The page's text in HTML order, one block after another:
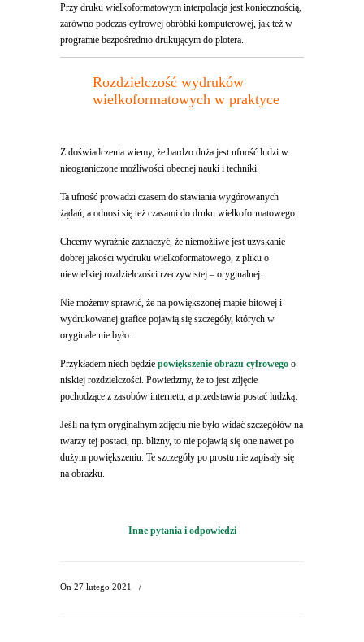
Przy druku wielkoformatowym interpolacja jest koniecznością,
zarówno podczas cyfrowej obróbki komputerowej, jak też w
programie bezpośrednio drukującym do plotera.
Rozdzielczość wydruków
wielkoformatowych w praktyce
Z doświadczenia wiemy, że bardzo duża jest ufność ludzi w
nieograniczone możliwości obecnej nauki i techniki.
Ta ufność prowadzi czasem do stawiania wygórowanych
żądań, a odnosi się też czasami do druku wielkoformatowego.
Chcemy wyraźnie zaznaczyć, że niemożliwe jest uzyskanie
dobrej jakości wydruku wielkoformatowego, z pliku o
niewielkiej rozdzielczości rzeczywistej – oryginalnej.
Nie możemy sprawić, że na powiększonej mapie bitowej i
wydrukowanej grafice pojawią się szczegóły, których w
oryginale nie było.
Przykładem niech będzie powiększenie obrazu cyfrowego o
niskiej rozdzielczości. Powiedzmy, że to jest zdjęcie
pochodzące z zasobów internetu, a przedstawia postać ludzką.
Jeśli na tym oryginalnym zdjęciu nie było widać szczegółów na
twarzy tej postaci, np. blizny, to nie pojawią się one nawet po
dużym powiększeniu. Te szczegóły po prostu nie zapisały się
na obrazku.
Inne pytania i odpowiedzi
On 27 lutego 2021 /